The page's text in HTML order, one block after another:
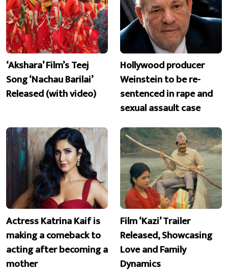
‘Akshara’ Film’s Teej
Song ‘Nachau Barilai’
Released (with video)
Hollywood producer
Weinstein to be re-
sentenced in rape and
sexual assault case
Actress Katrina Kaif is
making a comeback to
acting after becoming a
mother
Film ‘Kazi’ Trailer
Released, Showcasing
Love and Family
Dynamics